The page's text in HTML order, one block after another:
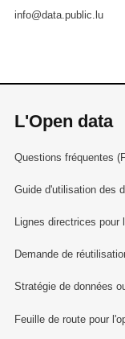
info@data.public.lu
L'Open data
Questions fréquentes
Guide d'utilisation des
Lignes directrices
Demande de
Stratégie de données
Feuille de route pour